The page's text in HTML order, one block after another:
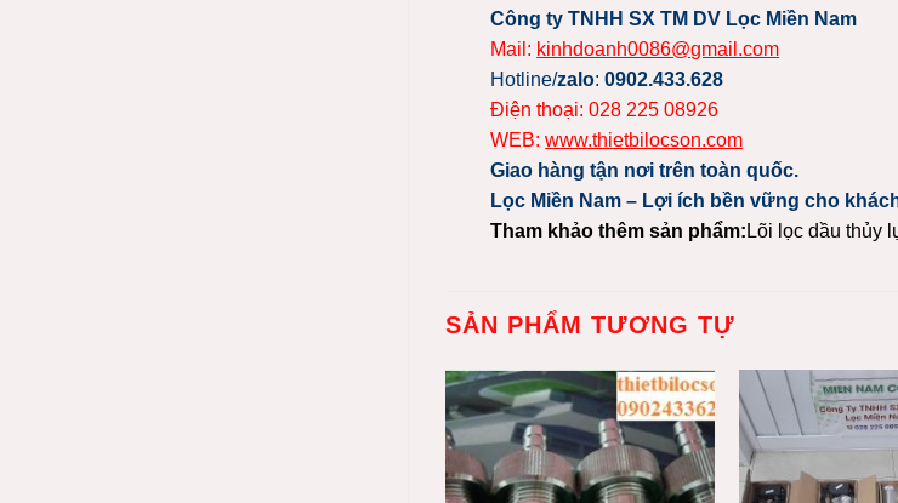
Công ty TNHH SX TM DV Lọc Miền Nam
Mail: kinhdoanh0086@gmail.com
Hotline/zalo:0902.433.628
Điện thoại: 028 225 08926
WEB:www.thietbilocson.com
Giao hàng tận nơi trên toàn quốc.
Lọc Miền Nam – Lợi ích bền vững cho
Tham khảo thêm sản phẩm:Lõi lọc dầu thủy
SẢN PHẨM TƯƠNG TỰ